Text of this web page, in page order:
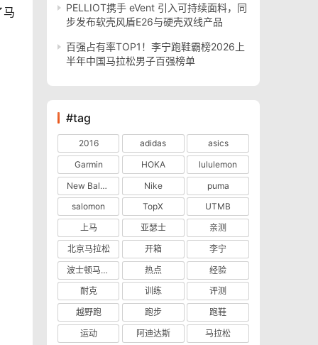
马
PELLIOT携手 eVent 引入可持续面料，同
步发布软壳风盾E26与硬壳双线产品
百强占有率TOP1！李宁跑鞋霸榜2026上
半年中国马拉松男子百强榜单
#tag
2016 adidas
asics
Garmin
HOKA
lululemon
New Balance
Nike
puma
salomon
TopX
UTMB
上马
亚瑟士
亲测
北京马拉松
开箱
李宁
波士顿马拉松
热点
经验
耐克
训练
评测
越野跑
跑步
跑鞋
运动
阿迪达斯 马拉松